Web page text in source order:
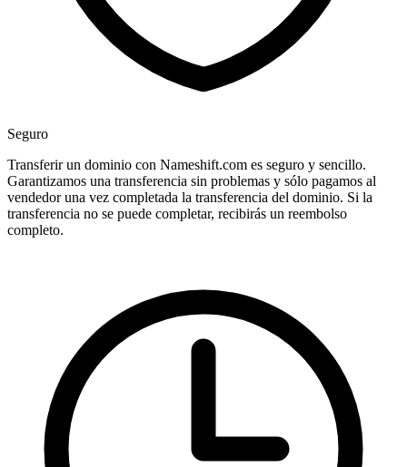
Seguro
Transferir un dominio con Nameshift.com es seguro y sencillo.
Garantizamos una transferencia sin problemas y sólo pagamos al
vendedor una vez completada la transferencia del dominio. Si la
transferencia no se puede completar, recibirás un reembolso
completo.